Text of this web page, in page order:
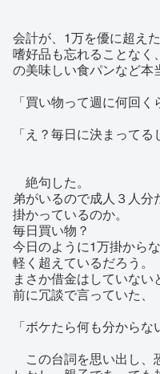
会計が、1万を優に超えた
嗜好品も忘れることなく
の美味しい食パンなど本
「買い物って週に何回く
「え？毎日に決まって
絶句した。
弟がいるので成人３人
掛かっているのか。
毎日買い物？
今日のように1万掛から
軽く超えているだろう。
まさか借金はしていない
前に冗談で言っていた、
「ボケたら何も分からな
この台詞を思い出し、